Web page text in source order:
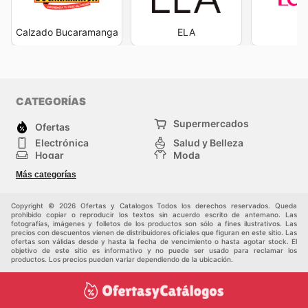
Calzado Bucaramanga ELA
CATEGORÍAS
Ofertas
Supermercados
Electrónica
Salud y Belleza
Hogar
Moda
Herramientas y jardinería
Infancia
Más categorías
Copyright © 2026 Ofertas y Catalogos Todos los derechos reservados. Queda
prohibido copiar o reproducir los textos sin acuerdo escrito de antemano. Las
fotografías, imágenes y folletos de los productos son sólo a fines ilustrativos. Las
precios con descuentos vienen de distribuidores oficiales que figuran en este sitio. Las
ofertas son válidas desde y hasta la fecha de vencimiento o hasta agotar stock. El
objetivo de este sitio es informativo y no puede ser usado para reclamar los
productos. Los precios pueden variar dependiendo de la ubicación.